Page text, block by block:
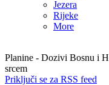
Jezera
Rijeke
More
Planine - Dozivi Bosnu i
srcem
Priključi se za RSS feed